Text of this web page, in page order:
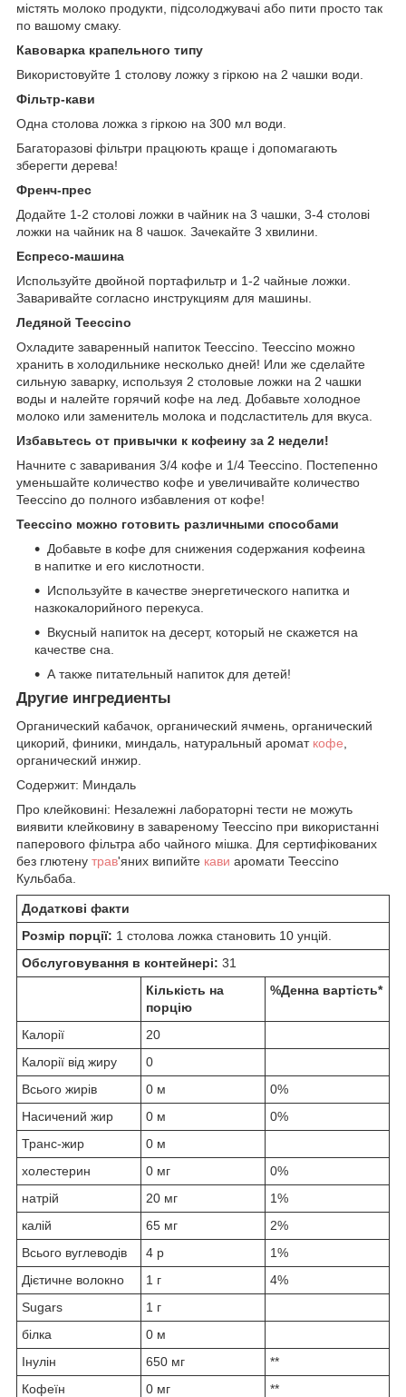
містять молоко продукти, підсолоджувачі або пити просто так
по вашому смаку.
Кавоварка крапельного типу
Використовуйте 1 столову ложку з гіркою на 2 чашки води.
Фільтр-кави
Одна столова ложка з гіркою на 300 мл води.
Багаторазові фільтри працюють краще і допомагають
зберегти дерева!
Френч-прес
Додайте 1-2 столові ложки в чайник на 3 чашки, 3-4 столові
ложки на чайник на 8 чашок. Зачекайте 3 хвилини.
Еспресо-машина
Используйте двойной портафильтр и 1-2 чайные ложки.
Заваривайте согласно инструкциям для машины.
Ледяной Teeccino
Охладите заваренный напиток Teeccino. Teeccino можно
хранить в холодильнике несколько дней! Или же сделайте
сильную заварку, используя 2 столовые ложки на 2 чашки
воды и налейте горячий кофе на лед. Добавьте холодное
молоко или заменитель молока и подсластитель для вкуса.
Избавьтесь от привычки к кофеину за 2 недели!
Начните с заваривания 3/4 кофе и 1/4 Teeccino. Постепенно
уменьшайте количество кофе и увеличивайте количество
Teeccino до полного избавления от кофе!
Teeccino можно готовить различными способами
Добавьте в кофе для снижения содержания кофеина
в напитке и его кислотности.
Используйте в качестве энергетического напитка и
назкокалорийного перекуса.
Вкусный напиток на десерт, который не скажется на
качестве сна.
А также питательный напиток для детей!
Другие ингредиенты
Органический кабачок, органический ячмень, органический
цикорий, финики, миндаль, натуральный аромат кофе
органический инжир.
Содержит: Миндаль
Про клейковині: Незалежні лабораторні тести не можуть
виявити клейковину в завареному Teeccino при використанні
паперового фільтра або чайного мішка. Для сертифікованих
без глютену трав'яних випийте кави аромати Teeccino
Кульбаба.
Додаткові факти
Розмір порції: 1 столова ложка становить 10 унцій.
Обслуговування в контейнері: 31
Кількість на
порцію
%Денна вартість*
Калорії
20
Калорії від жиру
0
Всього жирів
0 м
0%
Насичений жир
0 м
0%
Транс-жир
0 м
холестерин
0 мг
0%
натрій
20 мг
1%
калій
65 мг
2%
Всього вуглеводів
4 р
1%
Дієтичне волокно
1 г
4%
Sugars
1 г
білка
0 м
Інулін
650 мг
**
Кофеїн
0 мг **